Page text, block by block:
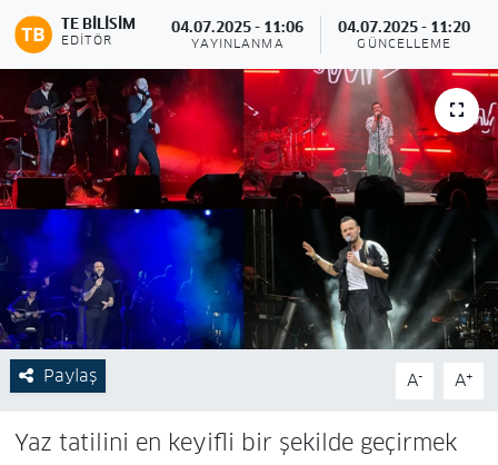
TE BILISIM
EDITÖR
04.07.2025 - 11:06
YAYINLANMA
04.07.2025 - 11:20
GÜNCELLEME
Paylaş A- A+
Yaz tatilini en keyifli bir şekilde geçirmek